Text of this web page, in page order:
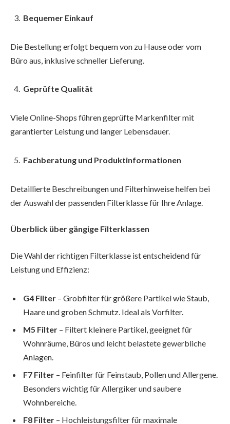
Bequemer Einkauf
Die Bestellung erfolgt bequem von zu Hause oder vom
Büro aus, inklusive schneller Lieferung.
Geprüfte Qualität
Viele Online-Shops führen geprüfte Markenfilter mit
garantierter Leistung und langer Lebensdauer.
Fachberatung und Produktinformationen
Detaillierte Beschreibungen und Filterhinweise helfen bei
der Auswahl der passenden Filterklasse für Ihre Anlage.
Überblick über gängige Filterklassen
Die Wahl der richtigen Filterklasse ist entscheidend für
Leistung und Effizienz:
G4 Filter – Grobfilter für größere Partikel wie Staub,
Haare und groben Schmutz. Ideal als Vorfilter.
M5 Filter – Filtert kleinere Partikel, geeignet für
Wohnräume, Büros und leicht belastete gewerbliche
Anlagen.
F7 Filter – Feinfilter für Feinstaub, Pollen und Allergene.
Besonders wichtig für Allergiker und saubere
Wohnbereiche.
F8 Filter – Hochleistungsfilter für maximale